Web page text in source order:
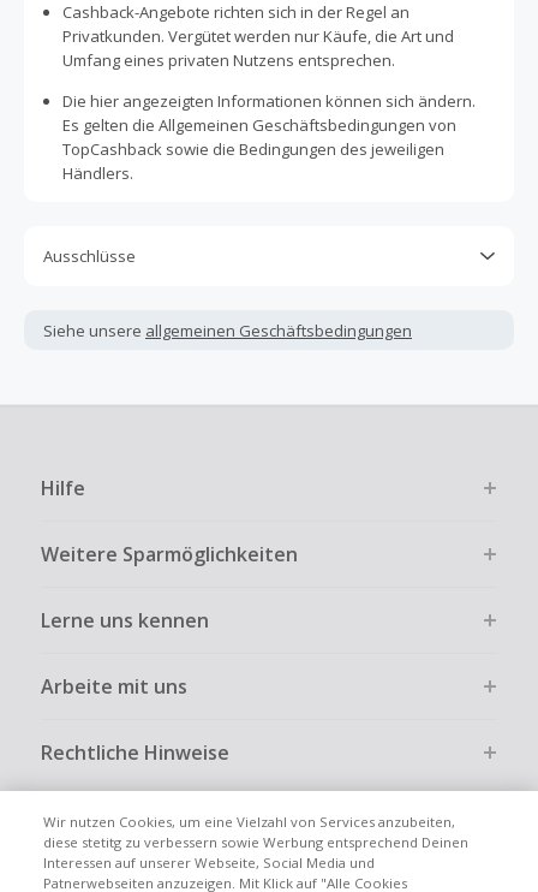
Cashback-Angebote richten sich in der Regel an
Privatkunden. Vergütet werden nur Käufe, die Art und
Umfang eines privaten Nutzens entsprechen.
Die hier angezeigten Informationen können sich ändern.
Es gelten die Allgemeinen Geschäftsbedingungen von
TopCashback sowie die Bedingungen des jeweiligen
Händlers.
Ausschlüsse
andere Sparprogramme verwendet werden, die nicht
ausdrücklich auf dieser Händlerseite von TopCashback
Kein Cashback für den Kauf von Geschenkgutscheinen
Bezahlvorgang ist nur dann cashbackfähig, wenn dies
ausdrücklich auf der Händlerseite erlaubt ist.
Stornierung, Kündigung eines Abonnements oder Widerruf
Gewerbliche, Reseller- oder ungewöhnlich große
Cashback ausgeschlossen.
über TopCashback gestartet wurde.
Siehe unsere allgemeinen Geschäftsbedingungen
Hilfe
Weitere Sparmöglichkeiten
Lerne uns kennen
Arbeite mit uns
Rechtliche Hinweise
Globale Websites UK US CN JP FR AU
Wir nutzen Cookies, um eine Vielzahl von Services anzubeiten,
diese stetitg zu verbessern sowie Werbung entsprechend Deinen
Interessen auf unserer Webseite, Social Media und
Patnerwebseiten anzuzeigen. Mit Klick auf "Alle Cookies